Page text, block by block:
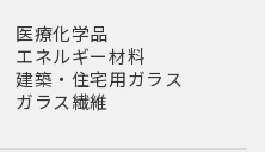
医療化学品
エネルギー材料
建築・住宅用ガラス
ガラス繊維